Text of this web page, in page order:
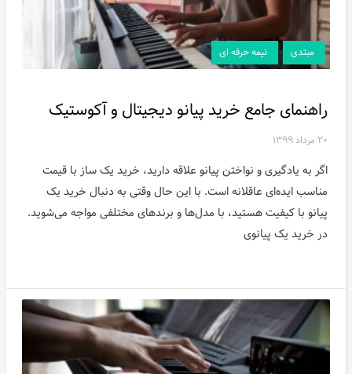
اخبار
مبتدی نیمه حرفه ای
راهنمای جامع خرید پیانو دیجیتال و آکوستیک
۲۰ مرداد ۱۳۹۹
اگر به یادگیری و نواختن پیانو علاقه دارید، خرید یک ساز با قیمت
مناسب ایده‌ای عاقلانه است. با این حال وقتی به دنبال خرید یک
پیانو با کیفیت هستید، با مدل‌ها و برندهای مختلفی مواجه می‌شوید.
در خرید یک پیانوی